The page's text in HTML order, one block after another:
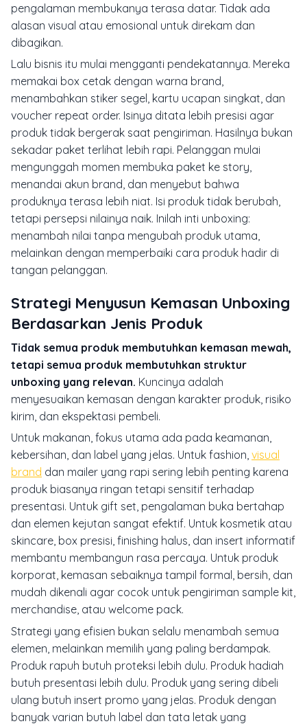
pengalaman membukanya terasa datar. Tidak ada
alasan visual atau emosional untuk direkam dan
dibagikan.
Lalu bisnis itu mulai mengganti pendekatannya. Mereka
memakai box cetak dengan warna brand,
menambahkan stiker segel, kartu ucapan singkat, dan
voucher repeat order. Isinya ditata lebih presisi agar
produk tidak bergerak saat pengiriman. Hasilnya bukan
sekadar paket terlihat lebih rapi. Pelanggan mulai
mengunggah momen membuka paket ke story,
menandai akun brand, dan menyebut bahwa
produknya terasa lebih niat. Isi produk tidak berubah,
tetapi persepsi nilainya naik. Inilah inti unboxing:
menambah nilai tanpa mengubah produk utama,
melainkan dengan memperbaiki cara produk hadir di
tangan pelanggan.
Strategi Menyusun Kemasan Unboxing
Berdasarkan Jenis Produk
Tidak semua produk membutuhkan kemasan mewah,
tetapi semua produk membutuhkan struktur
unboxing yang relevan. Kuncinya adalah
menyesuaikan kemasan dengan karakter produk, risiko
kirim, dan ekspektasi pembeli.
Untuk makanan, fokus utama ada pada keamanan,
kebersihan, dan label yang jelas. Untuk fashion, visual
brand dan mailer yang rapi sering lebih penting karena
produk biasanya ringan tetapi sensitif terhadap
presentasi. Untuk gift set, pengalaman buka bertahap
dan elemen kejutan sangat efektif. Untuk kosmetik atau
skincare, box presisi, finishing halus, dan insert informatif
membantu membangun rasa percaya. Untuk produk
korporat, kemasan sebaiknya tampil formal, bersih, dan
mudah dikenali agar cocok untuk pengiriman sample kit,
merchandise, atau welcome pack.
Strategi yang efisien bukan selalu menambah semua
elemen, melainkan memilih yang paling berdampak.
Produk rapuh butuh proteksi lebih dulu. Produk hadiah
butuh presentasi lebih dulu. Produk yang sering dibeli
ulang butuh insert promo yang jelas. Produk dengan
banyak varian butuh label dan tata letak yang